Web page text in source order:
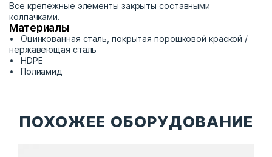
Все крепежные элементы закрыты составными
колпачками.
Материалы
Оцинкованная сталь, покрытая порошковой краской /
нержавеющая сталь
HDPE
Полиамид
ПОХОЖЕЕ ОБОРУДОВАНИЕ